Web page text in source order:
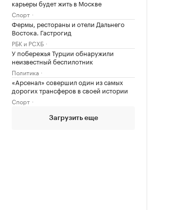
карьеры будет жить в Москве
Спорт
Фермы, рестораны и отели Дальнего
Востока. Гастрогид
РБК и РСХБ
У побережья Турции обнаружили
неизвестный беспилотник
Политика
«Арсенал» совершил один из самых
дорогих трансферов в своей истории
Спорт
Загрузить еще